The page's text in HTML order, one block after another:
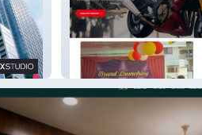
Bikers Choice